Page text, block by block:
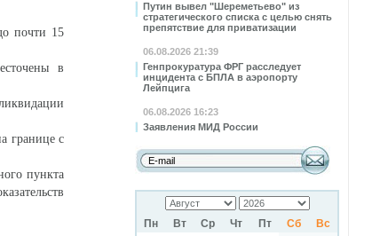
Путин вывел "Шереметьево" из
стратегического списка с целью снять
препятствие для приватизации
06.08.2026 21:39
Генпрокуратура ФРГ расследует
инцидента с БПЛА в аэропорту
Лейпцига
06.08.2026 16:23
Заявления МИД России
Пн Вт Ср Чт Пт Сб Вс
почти 15
в
границе с
пункта